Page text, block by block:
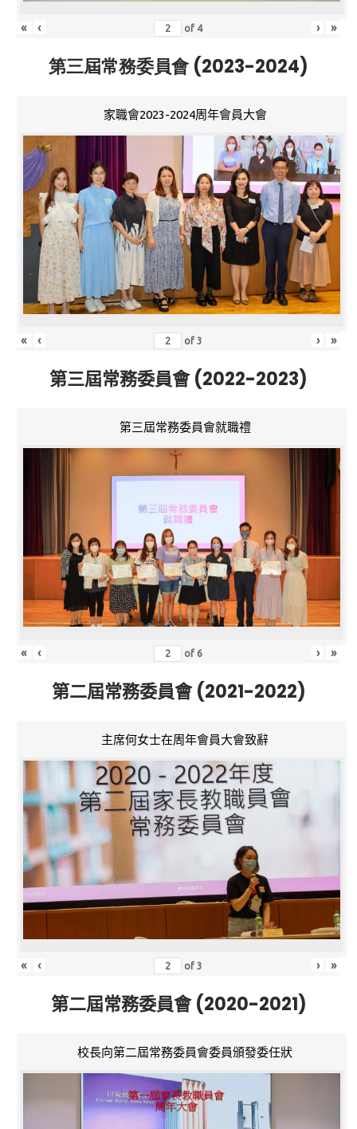
« ‹ of 4 › »
第三屆常務委員會 (2023-2024)
家職會2023-2024周年會員大會
« ‹ of3 › »
第三屆常務委員會 (2022-2023)
第三屆常務委員會就職禮
« ‹ of 6 › »
第二屆常務委員會 (2021-2022)
主席何女士在周年會員大會致辭
« ‹ of3 › »
第二屆常務委員會 (2020-2021)
校長向第二屆常務委員會委員頒發委任狀